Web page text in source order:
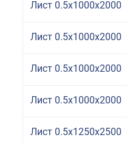
Лист 0.5x1000x2000
Лист 0.5x1000x2000
Лист 0.5x1000x2000
Лист 0.5x1000x2000
Лист 0.5x1250x2500